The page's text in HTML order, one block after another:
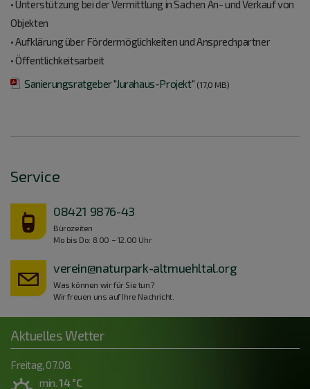
• Unterstützung bei der Vermittlung in Sachen An- und Verkauf von
Objekten
• Aufklärung über Fördermöglichkeiten und Ansprechpartner
• Öffentlichkeitsarbeit
Sanierungsratgeber "Jurahaus-Projekt" (17,0 MB)
Service
08421 9876-43
Bürozeiten
Mo bis Do: 8.00 – 12.00 Uhr
verein@naturpark-altmuehltal.org
Was können wir für Sie tun?
Wir freuen uns auf Ihre Nachricht.
Aktuelles Wetter
Freitag, 07.08.
min.14 °C